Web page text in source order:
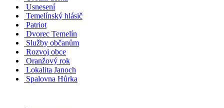
Usnesení
Temelínský hlásič
Patriot
Dvorec Temelín
Služby občanům
Rozvoj obce
Oranžový rok
Lokalita Janoch
Spalovna Hůrka